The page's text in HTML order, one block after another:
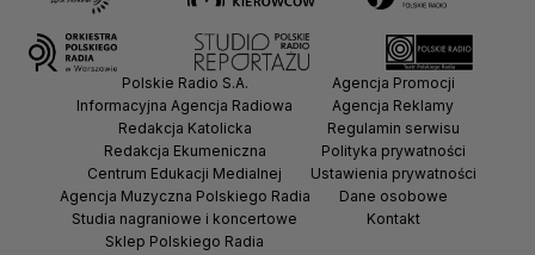
Polskie Radio S.A.
Informacyjna Agencja Radiowa
Redakcja Katolicka
Redakcja Ekumeniczna
Centrum Edukacji Medialnej
Agencja Muzyczna Polskiego Radia
Studia nagraniowe i koncertowe
Sklep Polskiego Radia
Agencja Promocji
Agencja Reklamy
Regulamin serwisu
Polityka prywatności
Ustawienia prywatności
Dane osobowe
Kontakt